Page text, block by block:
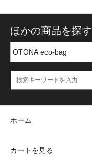
ほかの商品を探す
ホーム
カートを見る